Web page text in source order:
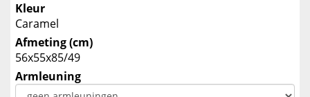
Kleur
Caramel
Afmeting (cm)
56x55x85/49
Armleuning